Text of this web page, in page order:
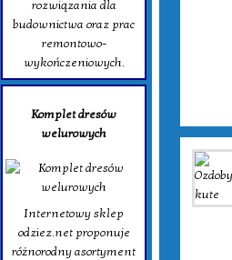
rozwiązania dla
budownictwa oraz prac
remontowo-
wykończeniowych.
Komplet dresów
welurowych
Internetowy sklep
odziez.net proponuje
różnorodny asortyment